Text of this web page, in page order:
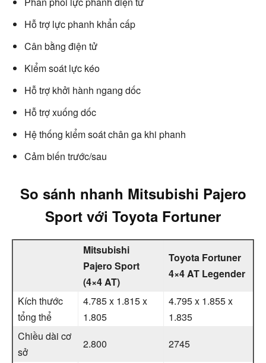
Hỗ trợ lực phanh khẩn cấp
Cân bằng điện tử
Kiểm soát lực kéo
Hỗ trợ khởi hành ngang dốc
Hỗ trợ xuống dốc
Hệ thống kiểm soát chân ga khi phanh
Cảm biến trước/sau
So sánh nhanh Mitsubishi Pajero
Sport với Toyota Fortuner
Mitsubishi
Pajero Sport
(4×4 AT)
Toyota Fortuner
4×4 AT Legender
Kích thước
tổng thể
4.785 x 1.815 x
1.805
4.795 x 1.855 x
1.835
Chiều dài cơ
sở
2.800
2745